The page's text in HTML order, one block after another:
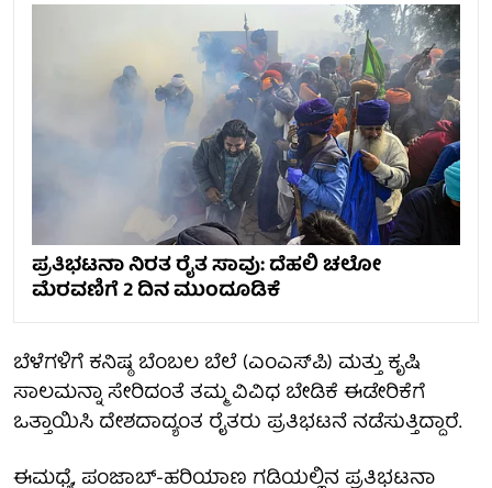
ಪ್ರತಿಭಟನಾ ನಿರತ ರೈತ ಸಾವು: ದೆಹಲಿ ಚಲೋ
ಮೆರವಣಿಗೆ 2 ದಿನ ಮುಂದೂಡಿಕೆ
ಬೆಳೆಗಳಿಗೆ ಕನಿಷ್ಠ ಬೆಂಬಲ ಬೆಲೆ (ಎಂಎಸ್‌ಪಿ) ಮತ್ತು ಕೃಷಿ
ಸಾಲಮನ್ನಾ ಸೇರಿದಂತೆ ತಮ್ಮ ವಿವಿಧ ಬೇಡಿಕೆ ಈಡೇರಿಕೆಗೆ
ಒತ್ತಾಯಿಸಿ ದೇಶದಾದ್ಯಂತ ರೈತರು ಪ್ರತಿಭಟನೆ ನಡೆಸುತ್ತಿದ್ದಾರೆ.
ಈಮಧ್ಯೆ, ಪಂಜಾಬ್-ಹರಿಯಾಣ ಗಡಿಯಲ್ಲಿನ ಪ್ರತಿಭಟನಾ